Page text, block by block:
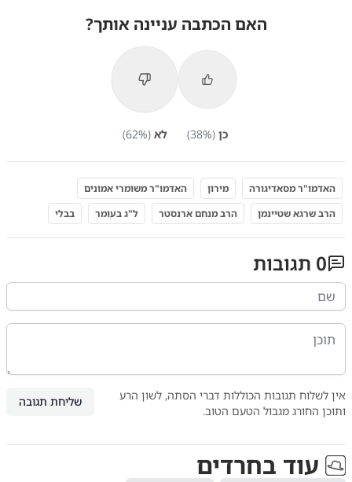
האם הכתבה עניינה אותך?
כן (
38%) לא (
62%)
האדמו"ר מסאדיגורה מירון
האדמו"ר משומרי אמונים
הרב שרגא שטיינמן
הרב מנחם ארנסטר ל"ג בעומר בבלי
0 תגובות
אין לשלוח תגובות הכוללות דברי הסתה, לשון הרע
ותוכן החורג מגבול הטעם הטוב.
שליחת תגובה
עוד בחרדים